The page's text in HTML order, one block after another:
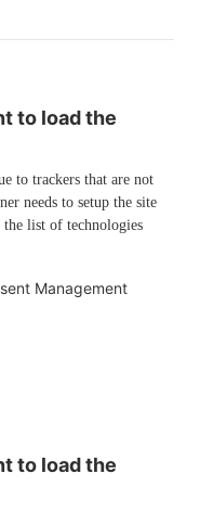
to load the
to trackers that are not
needs to setup the site
list of technologies
Management
to load the